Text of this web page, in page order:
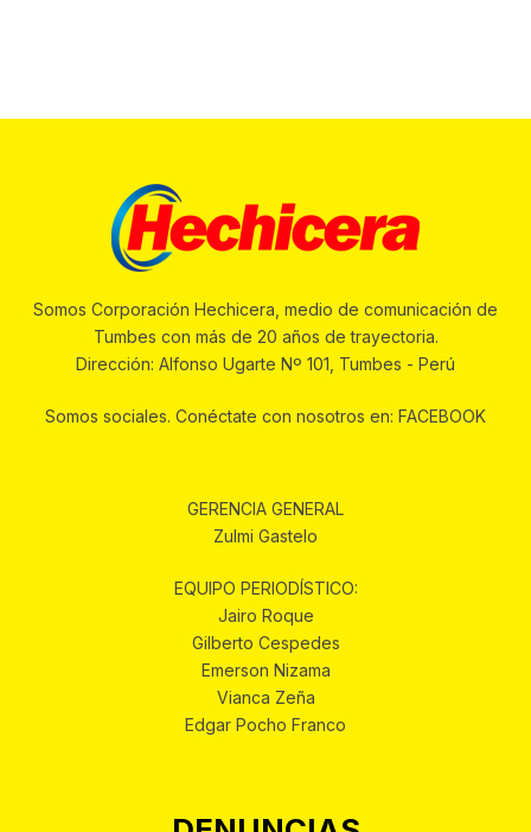
Somos Corporación Hechicera, medio de comunicación de
Tumbes con más de 20 años de trayectoria.
Dirección: Alfonso Ugarte Nº 101, Tumbes - Perú
Somos sociales. Conéctate con nosotros en: FACEBOOK
GERENCIA GENERAL
Zulmi Gastelo
EQUIPO PERIODÍSTICO:
Jairo Roque
Gilberto Cespedes
Emerson Nizama
Vianca Zeña
Edgar Pocho Franco